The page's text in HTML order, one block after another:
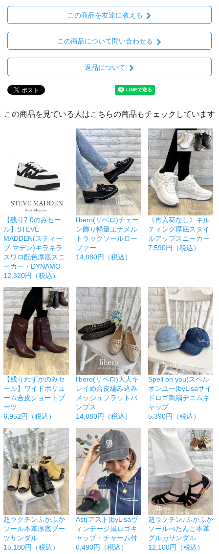
この商品を友達に教える
この商品について問い合わせる
返品について
この商品を見ている人はこちらの商品もチェックしています
【残り7.0のみセー
ル】STEVE
MADDEN(スティー
ブ マデン)キラキラ
スワロ配色厚底スニ
ーカー・DYNAMO
12,320円（税込）
libero(リベロ)チェー
ン飾り軽量エナメル
トラックソールロー
ファー
14,080円（税込）
《再入荷なし》キル
ティング厚底スタイ
ルアップスニーカー
7,590円（税込）
【残りわずかのみセ
ール】ワイドボリュ
ーム合皮ショートブ
ーツ
6,952円（税込）
libero(リベロ)大人キ
レイめ合皮編み込み
メッシュフラットパ
ンプス
14,080円（税込）
Spell on you(スペル
オンユー)byLisaサイ
ドロゴ刺繍デニムキ
ャップ
5,390円（税込）
超ラクチンふかふか
ソール本革厚底ブー
ツサンダル
15,180円（税込）
Ast(アスト)byLisaヴ
ィンテージ風ロゴキ
ャップ・チャーム付
6,490円（税込）
超ラクチン♪ふかふか
ソールぺたんこ本革
グルカサンダル
12,100円（税込）